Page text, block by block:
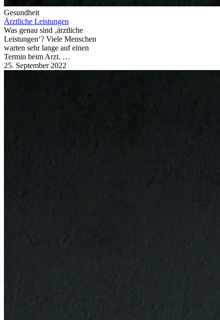
Gesundheit
Ärztliche Leistungen
Was genau sind ‚ärztliche
Leistungen‘? Viele Menschen
warten sehr lange auf einen
Termin beim Arzt. …
25. September 2022